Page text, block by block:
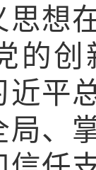
思想
的
近平
局、